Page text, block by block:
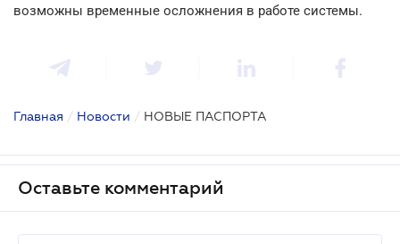
возможны временные осложнения в работе системы.
Главная / Новости / НОВЫЕ ПАСПОРТА
Оставьте комментарий